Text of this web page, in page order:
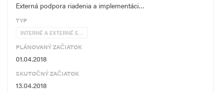
Externá podpora riadenia a implementáci…
TYP
INTERNÉ A EXTERNÉ E…
PLÁNOVANÝ ZAČIATOK
01.04.2018
SKUTOČNÝ ZAČIATOK
13.04.2018